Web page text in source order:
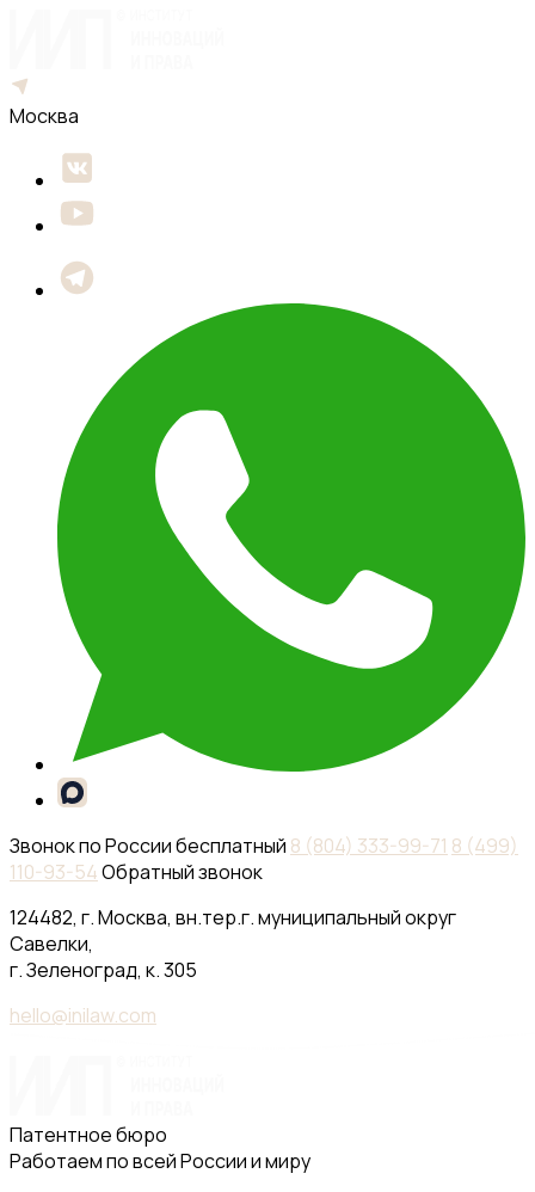
Москва
Звонок по России бесплатный 8 (804) 333-99-71 8 (499)
110-93-54Обратный звонок
124482, г. Москва, вн.тер.г. муниципальный округ
Савелки,
г. Зеленоград, к. 305
hello@inilaw.com
Патентное бюро
Работаем по всей России и миру